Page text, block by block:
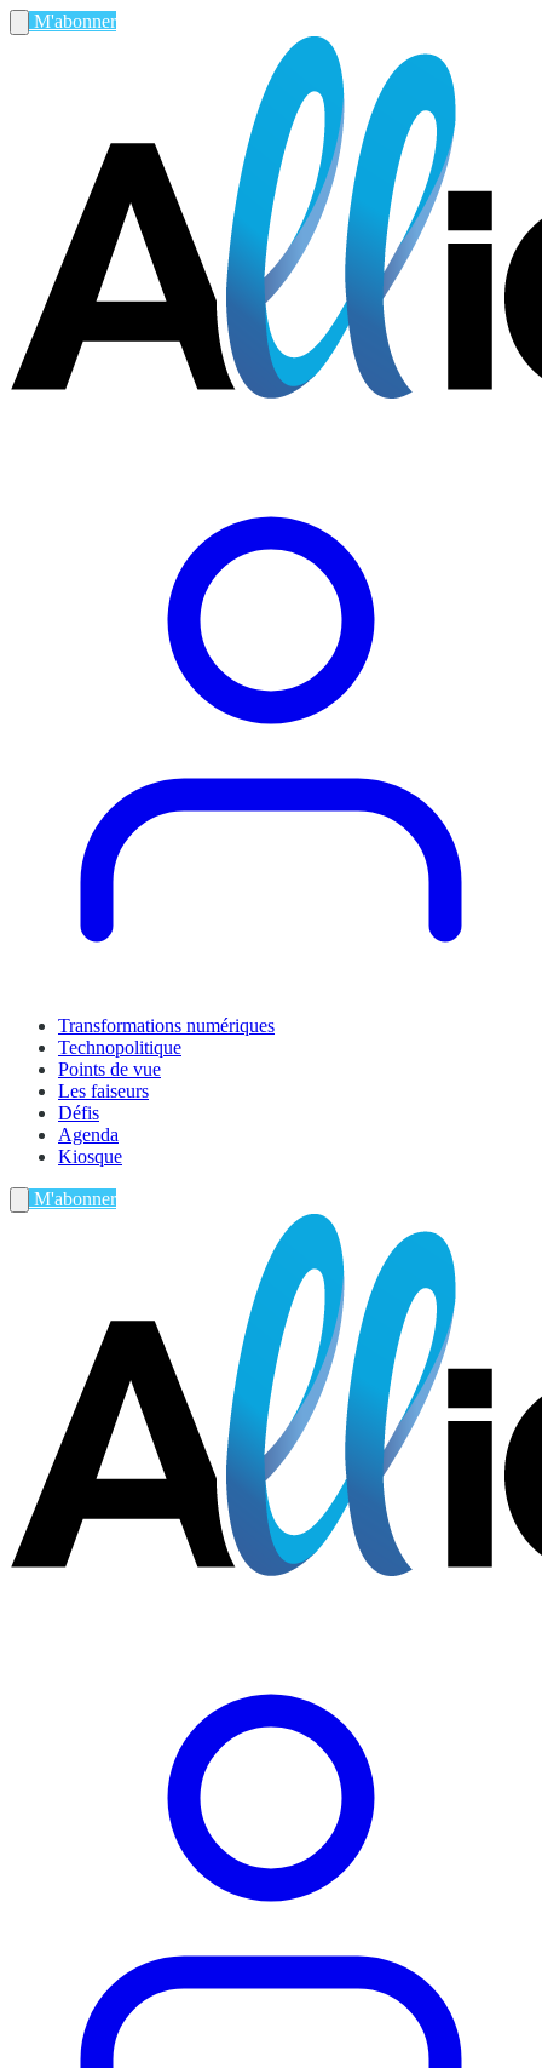
M'abonner
Transformations numériques
Technopolitique
Points de vue
Les faiseurs
Défis
Agenda
Kiosque
M'abonner